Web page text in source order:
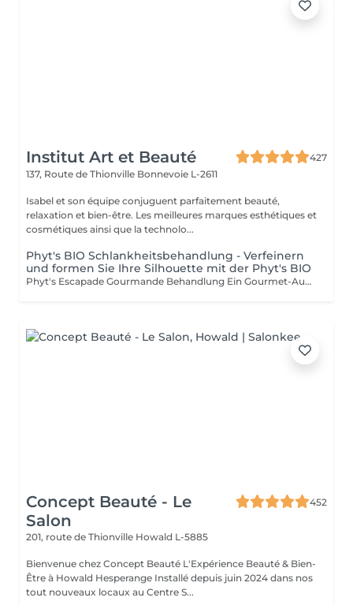
Institut Art et Beauté
427
137, Route de Thionville Bonnevoie L-2611
Isabel et son équipe conjuguent parfaitement beauté,
relaxation et bien-être. Les meilleures marques esthétiques et
cosmétiques ainsi que la technolo...
Phyt's BIO Schlankheitsbehandlung - Verfeinern
und formen Sie Ihre Silhouette mit der Phyt's BIO
Phyt's Escapade Gourmande Behandlung Ein Gourmet-Ausflug, zertifiziert biologisch Gönnen Sie sich unsere Escapade Gourmande Behandlung, einen wahrhaft sinnlichen Ausflug, der biologisch zertifiziert ist und Weichheit und Genuss für ein ultimatives Entspannungserlebnis vereint. Kokosnuss-Peeling: Sanfte Exfoliation: Kokosnuss-Pulver entfernt sanft abgestorbene Hautzellen und offenbart eine glatte, verfeinerte Haut. Hautveredelung: Dieses Peeling sorgt für einen natürlichen, strahlenden und erfrischten Teint. Sheabutter-Wickel: Intensive Hydratation: Sheabutter schmilzt auf Ihrem Körper und bietet tiefe Pflege und Feuchtigkeit. Tiefe Entspannung: Diese Wellness-Massage sorgt für eine tiefgreifende Entspannung und unvergleichlichen Komfort. Kakaowickel: Sinnliche Erweckung: Kakao umhüllt Ihre Haut mit einer duftenden, wärmenden Umarmung, die Ihre Sinne weckt und das Wohlgefühl verlängert. Gourmet-Genuss: Das verführerische Aroma des Kakaos verleiht Ihrem Erlebnis eine süße Note der Verwöhnung. Warum diese Behandlung wählen? Ein einzigartiger sinnlicher Ausflug: Diese Behandlung ist ein komplettes Sinneserlebnis, das Wohlbefinden und Vergnügen bei jedem Schritt bietet. Biologische Inhaltsstoffe: Genießen Sie das Beste aus der Natur mit zertifizierten Bio-Zutaten und schonen Sie gleichzeitig die Umwelt. Ein Moment der puren Verwöhnung: Gönnen Sie sich eine luxuriöse Auszeit, in der Stress und Anspannung verfliegen. Sie verdienen diesen Moment des Luxus und Wohlbefindens.
Concept Beauté - Le
Salon
452
201, route de Thionville Howald L-5885
Bienvenue chez Concept Beauté L'Expérience Beauté & Bien-
Être à Howald Hesperange Installé depuis juin 2024 dans nos
tout nouveaux locaux au Centre S...